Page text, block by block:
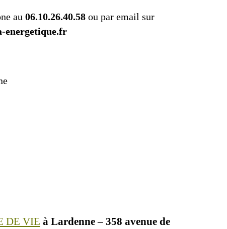
au 06.10.26.40.58 ou par email sur
energetique.fr
DE VIE à Lardenne – 358 avenue de